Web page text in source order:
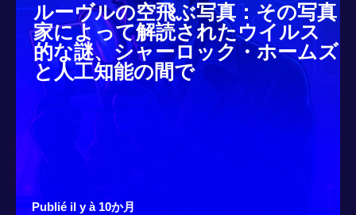
ルーヴルの空飛ぶ写真：その写真
家によって解読されたウイルス
的な謎、シャーロック・ホームズ
と人工知能の間で
Publié il y à 10か月